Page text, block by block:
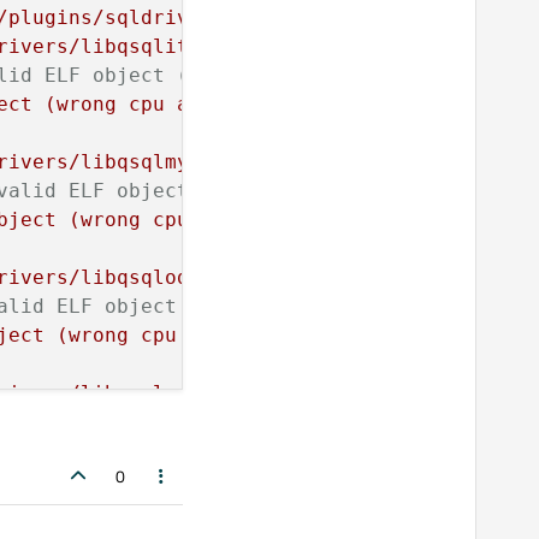
sqldrivers"
libqsqlite.so"
object (wrong cpu architecture)
(wrong cpu architecture)"
libqsqlmysql.so"
ELF object (wrong cpu architecture)
(wrong cpu architecture)"
libqsqlodbc.so"
ELF object (wrong cpu architecture)
(wrong cpu architecture)"
libqsqlpsql.so"
0